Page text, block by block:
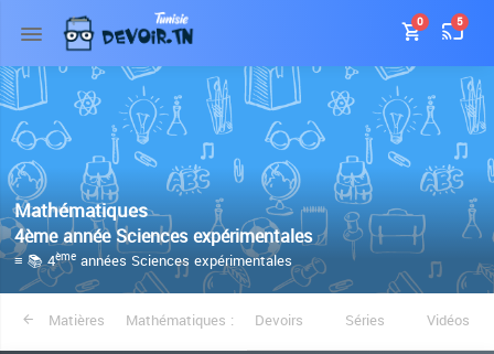
0 5
Mathématiques
4ème année Sciences expérimentales
≡ 📚 4ème années Sciences expérimentales
Matières Mathématiques : Devoirs Séries Vidéos